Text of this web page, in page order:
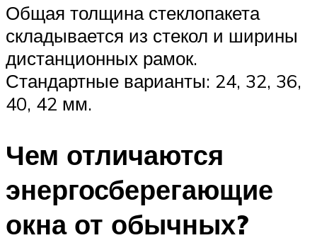
Общая толщина стеклопакета
складывается из стекол и ширины
дистанционных рамок.
Стандартные варианты: 24, 32, 36,
40, 42 мм.
Чем отличаются
энергосберегающие
окна от обычных?